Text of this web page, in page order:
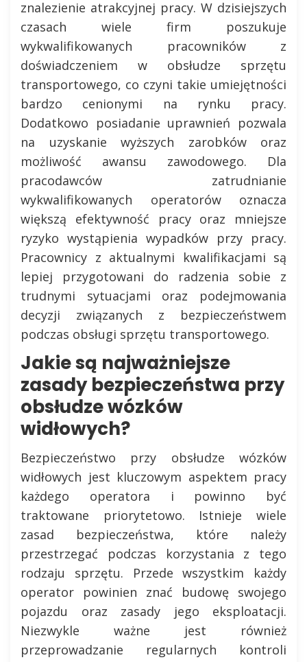
znalezienie atrakcyjnej pracy. W dzisiejszych
czasach wiele firm poszukuje
wykwalifikowanych pracowników z
doświadczeniem w obsłudze sprzętu
transportowego, co czyni takie umiejętności
bardzo cenionymi na rynku pracy.
Dodatkowo posiadanie uprawnień pozwala
na uzyskanie wyższych zarobków oraz
możliwość awansu zawodowego. Dla
pracodawców zatrudnianie
wykwalifikowanych operatorów oznacza
większą efektywność pracy oraz mniejsze
ryzyko wystąpienia wypadków przy pracy.
Pracownicy z aktualnymi kwalifikacjami są
lepiej przygotowani do radzenia sobie z
trudnymi sytuacjami oraz podejmowania
decyzji związanych z bezpieczeństwem
podczas obsługi sprzętu transportowego.
Jakie są najważniejsze
zasady bezpieczeństwa przy
obsłudze wózków
widłowych?
Bezpieczeństwo przy obsłudze wózków
widłowych jest kluczowym aspektem pracy
każdego operatora i powinno być
traktowane priorytetowo. Istnieje wiele
zasad bezpieczeństwa, które należy
przestrzegać podczas korzystania z tego
rodzaju sprzętu. Przede wszystkim każdy
operator powinien znać budowę swojego
pojazdu oraz zasady jego eksploatacji.
Niezwykle ważne jest również
przeprowadzanie regularnych kontroli